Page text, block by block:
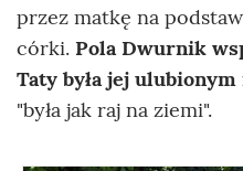
przez matkę na
córki. Pola Dwurnik
Taty była jej
"była jak raj na ziemi".